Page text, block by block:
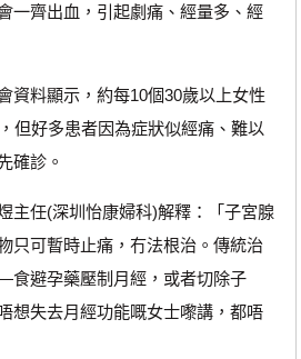
一齊出血，引起劇痛、經量多、經
料顯示，約每10個30歲以上女性
但好多患者因為症狀似經痛、難以
確診。
任(深圳怡康婦科)解釋：「子宮腺
只可暫時止痛，冇法根治。傳統治
避孕藥壓制月經，或者切除子
想失去月經功能嘅女士嚟講，都唔